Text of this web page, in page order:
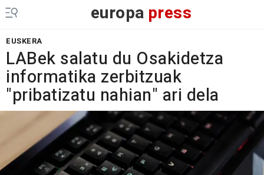
europa press
EUSKERA
LABek salatu du Osakidetza
informatika zerbitzuak
"pribatizatu nahian" ari dela